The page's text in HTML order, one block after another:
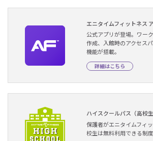
エニタイムフィットネス
公式アプリが登場。ワー
作成、入館時のアクセス
機能が搭載。
詳細はこちら
ハイスクールパス（高校生
保護者がエニタイムフィ
校生は無料利用できる制度